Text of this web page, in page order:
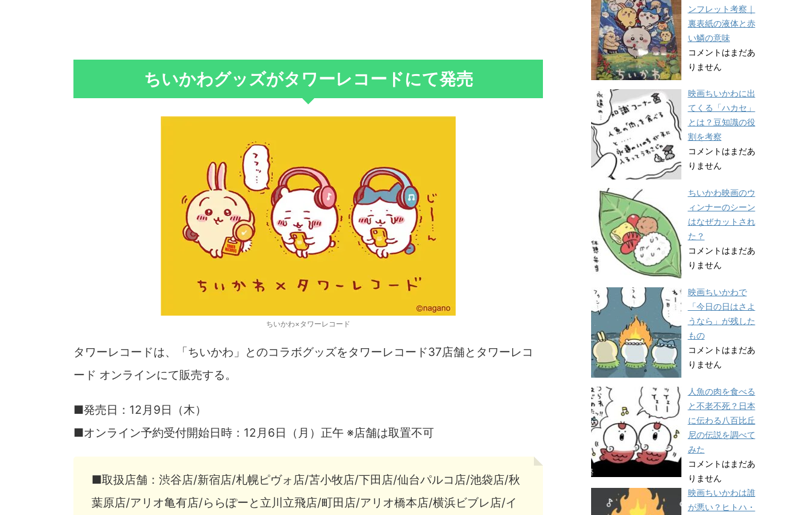
ちいかわグッズがタワーレコードにて発売
ちいかわ×タワーレコード
タワーレコードは、「ちいかわ」とのコラボグッズをタワーレコード37店舗とタワーレコ
ード オンラインにて販売する。
■発売日：12月9日（木）
■オンライン予約受付開始日時：12月6日（月）正午 ※店舗は取置不可
■取扱店舗：渋谷店/新宿店/札幌ピヴォ店/苫小牧店/下田店/仙台パルコ店/池袋店/秋
葉原店/アリオ亀有店/ららぽーと立川立飛店/町田店/アリオ橋本店/横浜ビブレ店/イ
ンフレット考察｜
裏表紙の液体と赤
い鱗の意味
コメントはまだあ
りません
映画ちいかわに出
てくる「ハカセ」
とは？豆知識の役
割を考察
コメントはまだあ
りません
ちいかわ映画のウ
ィンナーのシーン
はなぜカットされ
た？
コメントはまだあ
りません
映画ちいかわで
「今日の日はさよ
うなら」が残した
もの
コメントはまだあ
りません
人魚の肉を食べる
と不老不死？日本
に伝わる八百比丘
尼の伝説を調べて
みた
コメントはまだあ
りません
映画ちいかわは誰
が悪い？ヒトハ・